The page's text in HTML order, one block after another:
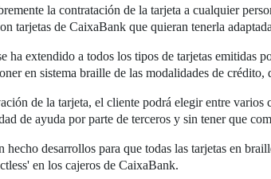
la contratación de la tarjeta a cualquier
tarjetas de CaixaBank que quieran tenerla
ha extendido a todos los tipos de tarjetas emitidas
en sistema braille de las modalidades de
de la tarjeta, el cliente podrá elegir entre
de ayuda por parte de terceros y sin tener que
hecho desarrollos para que todas las tarjetas en
en los cajeros de CaixaBank.